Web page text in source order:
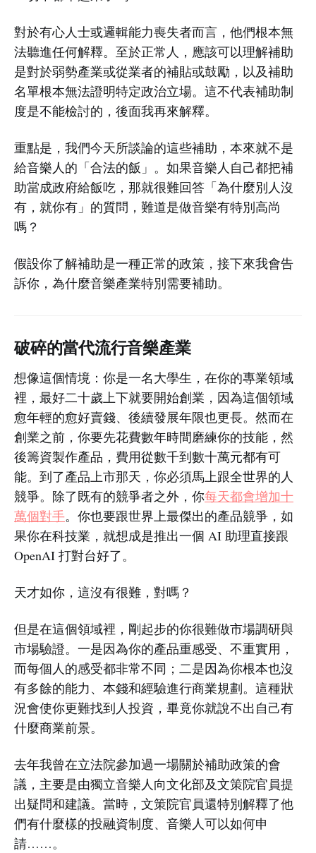
對於有心人士或邏輯能力喪失者而言，他們根本無
法聽進任何解釋。至於正常人，應該可以理解補助
是對於弱勢產業或從業者的補貼或鼓勵，以及補助
名單根本無法證明特定政治立場。這不代表補助制
度是不能檢討的，後面我再來解釋。
重點是，我們今天所談論的這些補助，本來就不是
給音樂人的「合法的飯」。如果音樂人自己都把補
助當成政府給飯吃，那就很難回答「為什麼別人沒
有，就你有」的質問，難道是做音樂有特別高尚
嗎？
假設你了解補助是一種正常的政策，接下來我會告
訴你，為什麼音樂產業特別需要補助。
破碎的當代流行音樂產業
想像這個情境：你是一名大學生，在你的專業領域
裡，最好二十歲上下就要開始創業，因為這個領域
愈年輕的愈好賣錢、後續發展年限也更長。然而在
創業之前，你要先花費數年時間磨練你的技能，然
後籌資製作產品，費用從數千到數十萬元都有可
能。到了產品上市那天，你必須馬上跟全世界的人
競爭。除了既有的競爭者之外，你每天都會增加十
萬個對手。你也要跟世界上最傑出的產品競爭，如
果你在科技業，就想成是推出一個 AI 助理直接跟
OpenAI 打對台好了。
天才如你，這沒有很難，對嗎？
但是在這個領域裡，剛起步的你很難做市場調研與
市場驗證。一是因為你的產品重感受、不重實用，
而每個人的感受都非常不同；二是因為你根本也沒
有多餘的能力、本錢和經驗進行商業規劃。這種狀
況會使你更難找到人投資，畢竟你就說不出自己有
什麼商業前景。
去年我曾在立法院參加過一場關於補助政策的會
議，主要是由獨立音樂人向文化部及文策院官員提
出疑問和建議。當時，文策院官員還特別解釋了他
們有什麼樣的投融資制度、音樂人可以如何申
請……。